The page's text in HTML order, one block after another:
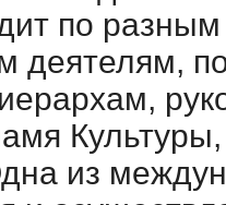
по
деятелям,
из